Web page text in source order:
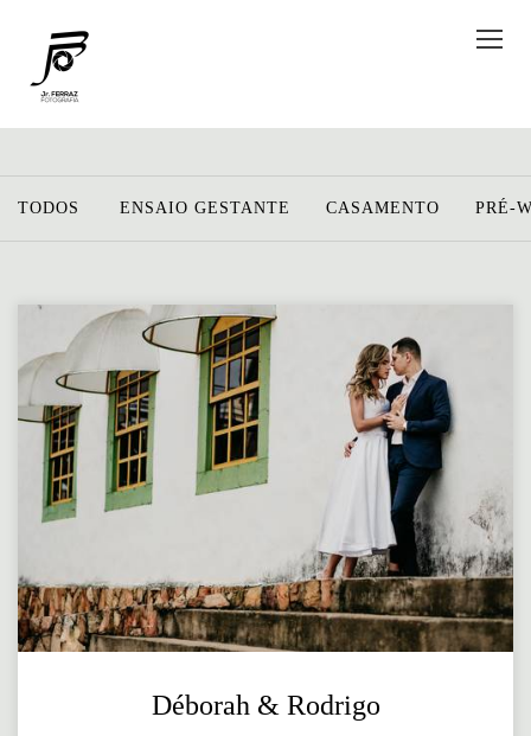
TODOS ENSAIO GESTANTE CASAMENTO PRÉ-
Déborah & Rodrigo